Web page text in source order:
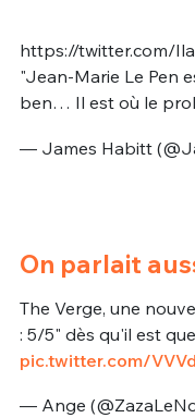
https://twitter.com/
"Jean-Marie Le Pen
ben… Il est où le
— James Habitt
On parlait
The Verge, une
: 5/5" dès qu'il est
pic.twitter.com/
— Ange